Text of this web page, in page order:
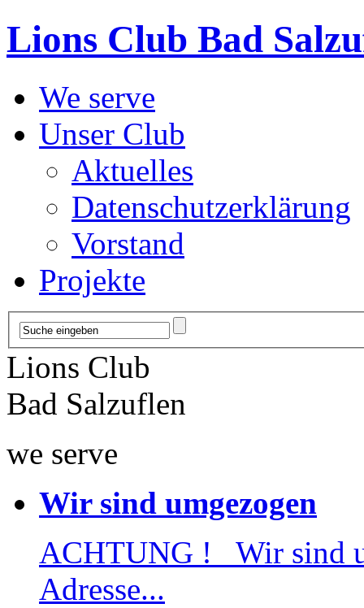
Lions Club Bad
We serve
Unser Club
Aktuelles
Datenschutzerklärung
Vorstand
Projekte
Lions Club
Bad Salzuflen
we serve
Wir sind umgezogen
ACHTUNG ! Wir sind
Adresse...